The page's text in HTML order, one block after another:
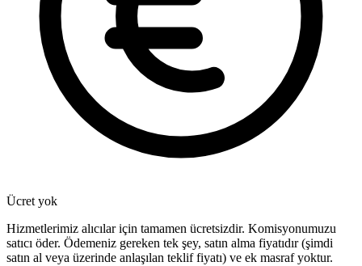
Ücret yok
Hizmetlerimiz alıcılar için tamamen ücretsizdir. Komisyonumuzu
satıcı öder. Ödemeniz gereken tek şey, satın alma fiyatıdır (şimdi
satın al veya üzerinde anlaşılan teklif fiyatı) ve ek masraf yoktur.